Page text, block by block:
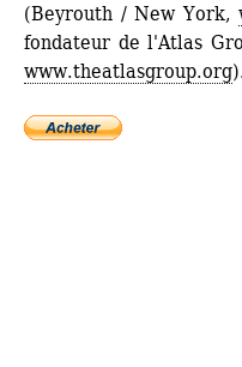
(Beyrouth / New York,
fondateur de l'Atlas
www.theatlasgroup.org